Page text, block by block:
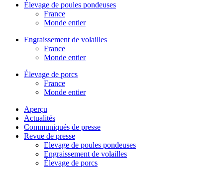
Élevage de poules pondeuses
France
Monde entier
Engraissement de volailles
France
Monde entier
Élevage de porcs
France
Monde entier
Aperçu
Actualités
Communiqués de presse
Revue de presse
Elevage de poules pondeuses
Engraissement de volailles
Élevage de porcs